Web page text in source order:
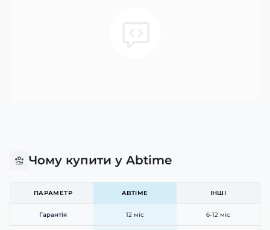
Чому купити у Abtime
ПАРАМЕТР ABTIME ІНШІ
Гарантія 12 міс 6-12 міс